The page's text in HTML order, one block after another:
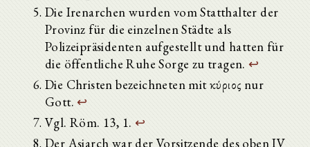
Die Irenarchen wurden vom Statthalter der
Provinz für die einzelnen Städte als
Polizeipräsidenten aufgestellt und hatten für
die öffentliche Ruhe Sorge zu tragen.↩
Die Christen bezeichneten mit κύριος nur
Gott. ↩
Vgl. Röm. 13, 1. ↩
Der Asiarch war der Vorsitzende des oben IV